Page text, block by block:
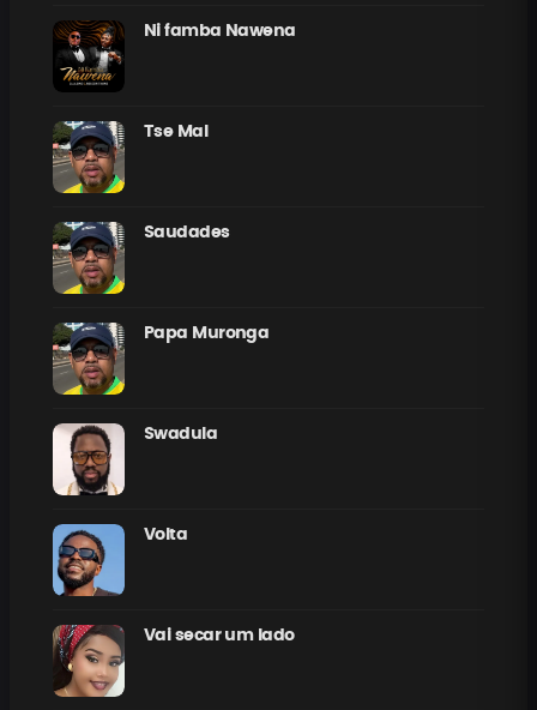
Ni famba Nawena
Tse Mal
Saudades
Papa Muronga
Swadula
Volta
Vai secar um lado